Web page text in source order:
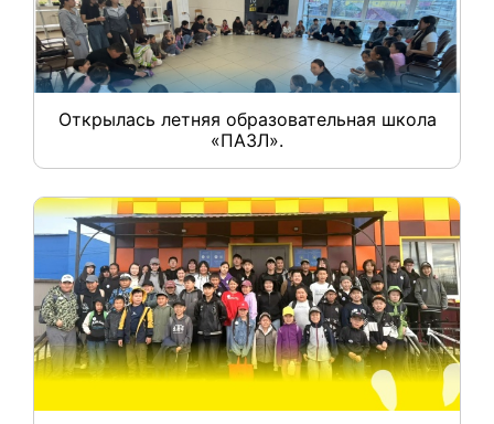
Открылась летняя образовательная школа
«ПАЗЛ».